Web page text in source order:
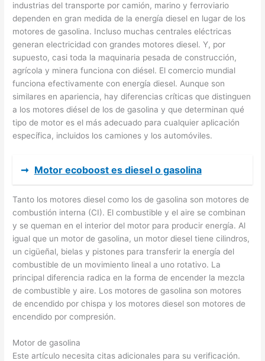
industrias del transporte por camión, marino y ferroviario
dependen en gran medida de la energía diesel en lugar de los
motores de gasolina. Incluso muchas centrales eléctricas
generan electricidad con grandes motores diesel. Y, por
supuesto, casi toda la maquinaria pesada de construcción,
agrícola y minera funciona con diésel. El comercio mundial
funciona efectivamente con energía diesel. Aunque son
similares en apariencia, hay diferencias críticas que distinguen
a los motores diésel de los de gasolina y que determinan qué
tipo de motor es el más adecuado para cualquier aplicación
específica, incluidos los camiones y los automóviles.
➞ Motor ecoboost es diesel o gasolina
Tanto los motores diesel como los de gasolina son motores de
combustión interna (CI). El combustible y el aire se combinan
y se queman en el interior del motor para producir energía. Al
igual que un motor de gasolina, un motor diesel tiene cilindros,
un cigüeñal, bielas y pistones para transferir la energía del
combustible de un movimiento lineal a uno rotativo. La
principal diferencia radica en la forma de encender la mezcla
de combustible y aire. Los motores de gasolina son motores
de encendido por chispa y los motores diesel son motores de
encendido por compresión.
Motor de gasolina
Este artículo necesita citas adicionales para su verificación.